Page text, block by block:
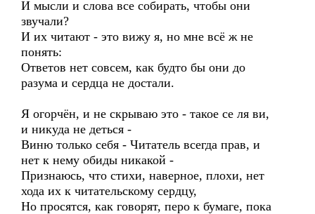
И мысли и слова все собирать, чтобы они
звучали?
И их читают - это вижу я, но мне всё ж не
понять:
Ответов нет совсем, как будто бы они до
разума и сердца не достали.
Я огорчён, и не скрываю это - такое се ля ви,
и никуда не деться -
Виню только себя - Читатель всегда прав, и
нет к нему обиды никакой -
Признаюсь, что стихи, наверное, плохи, нет
хода их к читательскому сердцу,
Но просятся, как говорят, перо к бумаге, пока